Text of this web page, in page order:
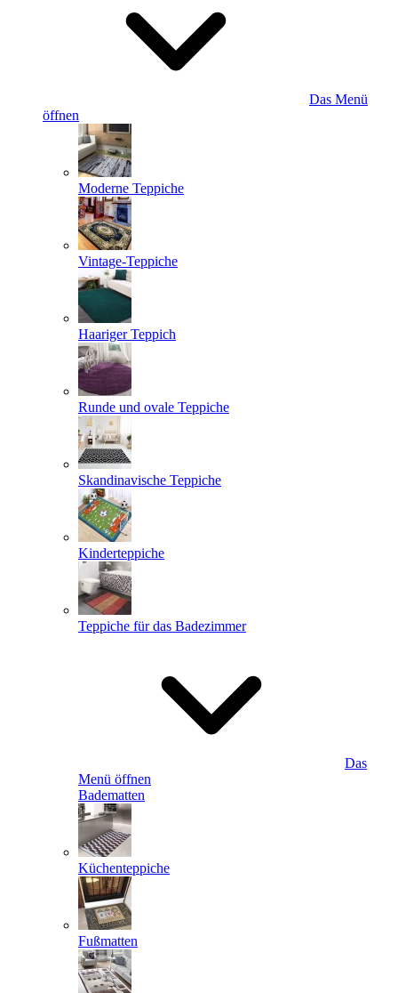
Das Menü
öffnen
Moderne Teppiche
Vintage-Teppiche
Haariger Teppich
Runde und ovale Teppiche
Skandinavische Teppiche
Kinderteppiche
Teppiche für das Badezimmer
Das
Menü öffnen
Badematten
Küchenteppiche
Fußmatten